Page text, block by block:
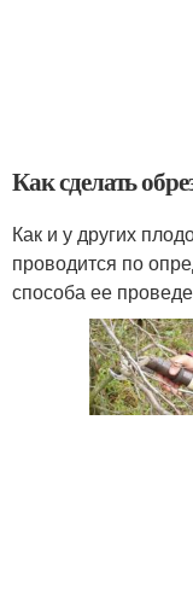
Как сделать
Как и у других
проводится по
способа ее